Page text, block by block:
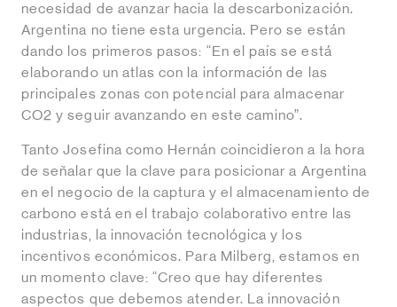
necesidad de avanzar hacia la descarbonización.
Argentina no tiene esta urgencia. Pero se están
dando los primeros pasos: “En el país se está
elaborando un atlas con la información de las
principales zonas con potencial para almacenar
CO2 y seguir avanzando en este camino”.
Tanto Josefina como Hernán coincidieron a la hora
de señalar que la clave para posicionar a Argentina
en el negocio de la captura y el almacenamiento de
carbono está en el trabajo colaborativo entre las
industrias, la innovación tecnológica y los
incentivos económicos. Para Milberg, estamos en
un momento clave: “Creo que hay diferentes
aspectos que debemos atender. La innovación